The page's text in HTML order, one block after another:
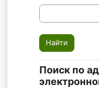
Поиск по
Поиск по